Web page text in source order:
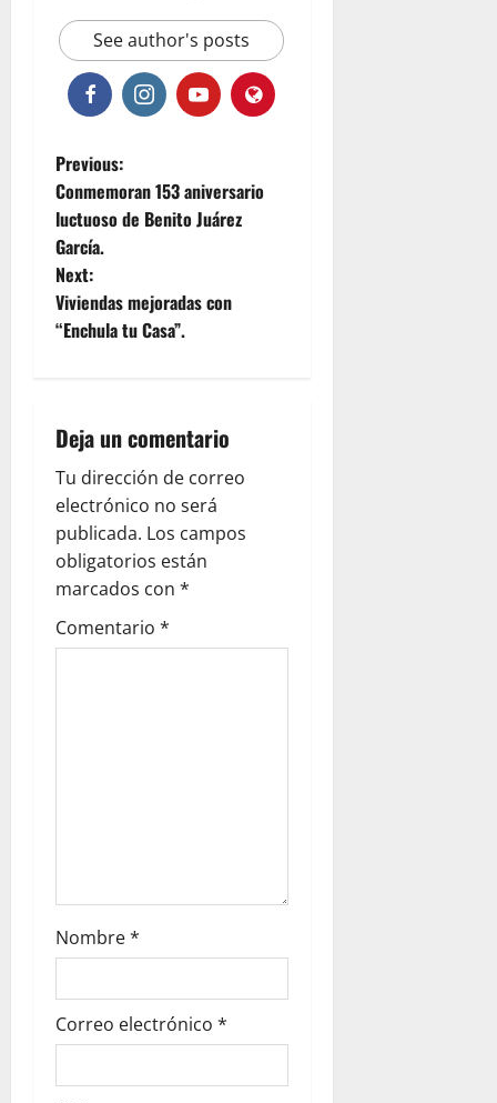
See author's posts
P
o
s
t
v
i
g
a
t
Previous:
Conmemoran 153 aniversario
luctuoso de Benito Juárez
García.
Next:
Viviendas mejoradas con
“Enchula tu Casa”.
Deja un comentario
Tu dirección de correo
electrónico no será
publicada. Los campos
obligatorios están
marcados con *
Comentario *
Nombre*
Correo electrónico *